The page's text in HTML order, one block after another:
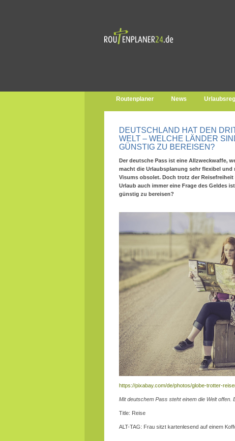
Routenplaner News
DEUTSCHLAND HAT DEN
WELT – WELCHE LÄNDER
GÜNSTIG ZU BEREISEN?
Der deutsche Pass ist eine Allzweckwaffe,
macht die Urlaubsplanung sehr flexibel
Visums obsolet. Doch trotz der
Urlaub auch immer eine Frage des Geldes
günstig zu bereisen?
https://pixabay.com/de/photos/globe-trotter-
Mit deutschem Pass steht einem die Welt offen.
Title: Reise
ALT-TAG: Frau sitzt kartenlesend auf einem